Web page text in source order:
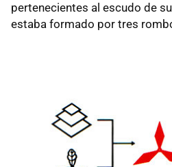
pertenecientes al escudo de
estaba formado por tres